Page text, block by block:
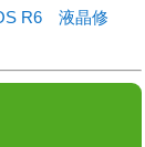
R6 液晶修